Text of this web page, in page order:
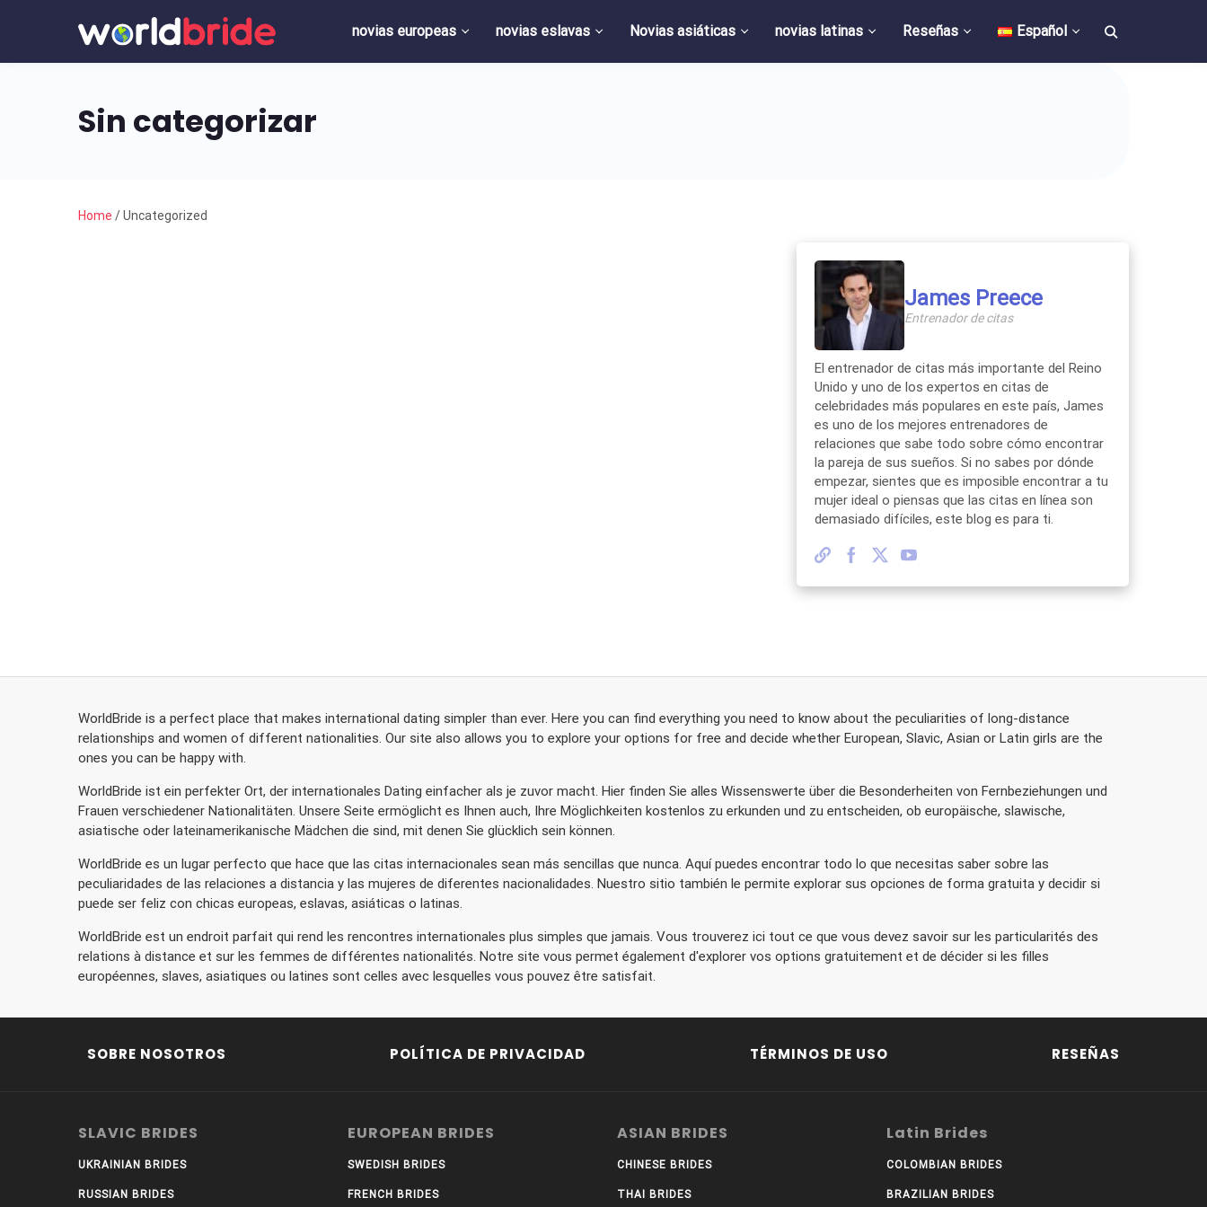
novias europeas novias eslavas Novias asiáticas novias latinas Reseñas Español
Sin categorizar
Home /Uncategorized
James Preece
Entrenador de citas
El entrenador de citas más importante del Reino
Unido y uno de los expertos en citas de
celebridades más populares en este país, James
es uno de los mejores entrenadores de
relaciones que sabe todo sobre cómo encontrar
la pareja de sus sueños. Si no sabes por dónde
empezar, sientes que es imposible encontrar a tu
mujer ideal o piensas que las citas en línea son
demasiado difíciles, este blog es para ti.
WorldBride is a perfect place that makes international dating simpler than ever. Here you can find everything you need to know about the peculiarities of long-distance
relationships and women of different nationalities. Our site also allows you to explore your options for free and decide whether European, Slavic, Asian or Latin girls are the
ones you can be happy with.
WorldBride ist ein perfekter Ort, der internationales Dating einfacher als je zuvor macht. Hier finden Sie alles Wissenswerte über die Besonderheiten von Fernbeziehungen und
Frauen verschiedener Nationalitäten. Unsere Seite ermöglicht es Ihnen auch, Ihre Möglichkeiten kostenlos zu erkunden und zu entscheiden, ob europäische, slawische,
asiatische oder lateinamerikanische Mädchen die sind, mit denen Sie glücklich sein können.
WorldBride es un lugar perfecto que hace que las citas internacionales sean más sencillas que nunca. Aquí puedes encontrar todo lo que necesitas saber sobre las
peculiaridades de las relaciones a distancia y las mujeres de diferentes nacionalidades. Nuestro sitio también le permite explorar sus opciones de forma gratuita y decidir si
puede ser feliz con chicas europeas, eslavas, asiáticas o latinas.
WorldBride est un endroit parfait qui rend les rencontres internationales plus simples que jamais. Vous trouverez ici tout ce que vous devez savoir sur les particularités des
relations à distance et sur les femmes de différentes nationalités. Notre site vous permet également d'explorer vos options gratuitement et de décider si les filles
européennes, slaves, asiatiques ou latines sont celles avec lesquelles vous pouvez être satisfait.
SOBRE NOSOTROS POLÍTICA DE PRIVACIDAD TÉRMINOS DE USO RESEÑAS
SLAVIC BRIDES
UKRAINIAN BRIDES
RUSSIAN BRIDES
EUROPEAN BRIDES
SWEDISH BRIDES
FRENCH BRIDES
ASIAN BRIDES
CHINESE BRIDES
THAI BRIDES
Latin Brides
COLOMBIAN BRIDES
BRAZILIAN BRIDES